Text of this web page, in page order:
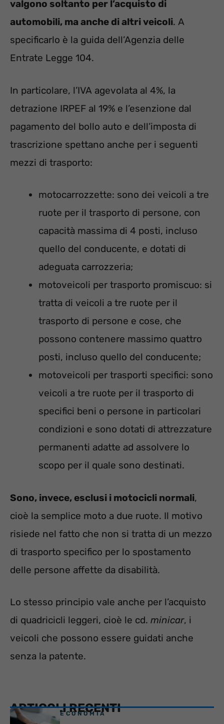
valgono soltanto per l’acquisto di
automobili, ma anche di altri veicoli. A
specificarlo è la guida dell’Agenzia delle
Entrate Legge 104.
In particolare, l’IVA agevolata al 4%, la
detrazione IRPEF al 19% e l’esenzione dal
pagamento del bollo auto e dell’imposta di
trascrizione spettano anche per i seguenti
mezzi di trasporto:
motocarrozzette: sono dei veicoli a tre
ruote per il trasporto di persone, con
capacità massima di 4 posti, incluso
quello del conducente, e dotati di
adeguata carrozzeria;
motoveicoli per trasporto promiscuo: si
tratta di veicoli a tre ruote per il
trasporto di persone e cose, che
possono contenere massimo quattro
posti, incluso quello del conducente;
motoveicoli per trasporti specifici: sono
veicoli a tre ruote per il trasporto di
specifici beni o persone in particolari
condizioni e sono dotati di attrezzature
permanenti adatte ad assolvere lo
scopo per il quale sono destinati.
Sono, invece, esclusi i motocicli normali,
cioè la semplice moto a due ruote. Il motivo
risiede nel fatto che non si tratta di un mezzo
di trasporto specifico per lo spostamento
delle persone affette da disabilità.
Lo stesso principio vale anche per l’acquisto
di quadricicli leggeri, cioè le cd. minicar, i
veicoli che possono essere guidati anche
senza la patente.
ARTICOLI RECENTI
ECONOMIA